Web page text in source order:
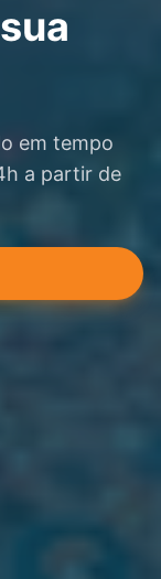
em tempo
a partir de